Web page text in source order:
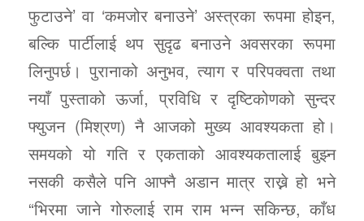
फुटाउने’ वा ‘कमजोर बनाउने’ अस्त्रका रूपमा होइन,
बल्कि पार्टीलाई थप सुदृढ बनाउने अवसरका रूपमा
लिनुपर्छ। पुरानाको अनुभव, त्याग र परिपक्वता तथा
नयाँ पुस्ताको ऊर्जा, प्रविधि र दृष्टिकोणको सुन्दर
फ्युजन (मिश्रण) नै आजको मुख्य आवश्यकता हो।
समयको यो गति र एकताको आवश्यकतालाई बुझ्न
नसकी कसैले पनि आफ्नै अडान मात्र राख्ने हो भने
“भिरमा जाने गोरुलाई राम राम भन्न सकिन्छ, काँध